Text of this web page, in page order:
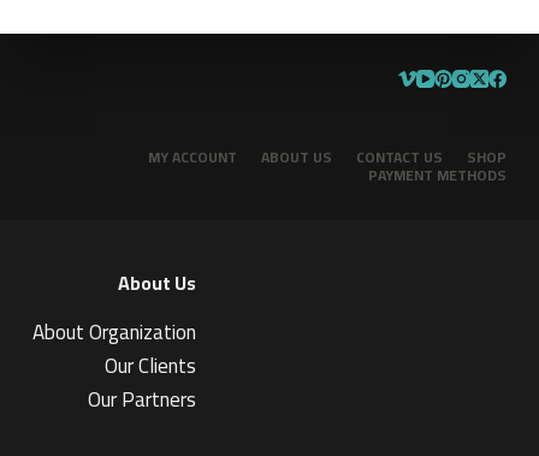
SHOP
CONTACT US
ABOUT US
MY ACCOUNT
PAYMENT METHODS
About Us
About Organization
Our Clients
Our Partners